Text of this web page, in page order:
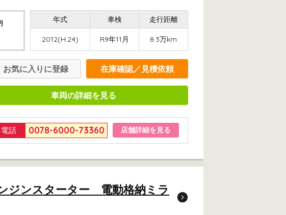
年式 車検 走行距離
2012(H.24) R9年11月 8.3万km
お気に入りに登録 在庫確認／見積依頼
車両の詳細を見る
話 0078-6000-73360 店舗詳細を見る
ンスターター 電動格納ミラ